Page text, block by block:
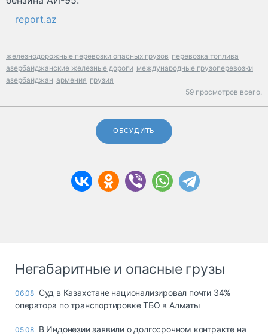
report.az
железнодорожные перевозки опасных грузов перевозка топлива
азербайджанские железные дороги международные грузоперевозки
азербайджан армения грузия
59 просмотров всего.
ОБСУДИТЬ
Негабаритные и опасные грузы
06.08 Суд в Казахстане национализировал почти 34%
оператора по транспортировке ТБО в Алматы
05.08 В Индонезии заявили о долгосрочном контракте на